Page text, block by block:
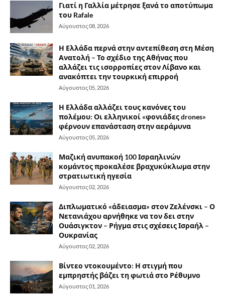
Γιατί η Γαλλία μέτρησε ξανά το αποτύπωμα
του Rafale
Αύγουστος 08, 2026
Η Ελλάδα περνά στην αντεπίθεση στη Μέση
Ανατολή – Το σχέδιο της Αθήνας που
αλλάζει τις ισορροπίες στον Λίβανο και
ανακόπτει την τουρκική επιρροή
Αύγουστος 05, 2026
Η Ελλάδα αλλάζει τους κανόνες του
πολέμου: Οι ελληνικοί «φονιάδες drones»
φέρνουν επανάσταση στην αεράμυνα
Αύγουστος 05, 2026
Μαζική ανυπακοή 100 Ισραηλινών
κομάντος προκαλέσε βραχυκύκλωμα στην
στρατιωτική ηγεσία
Αύγουστος 02, 2026
Διπλωματικό «άδειασμα» στον Ζελένσκι – Ο
Νετανιάχου αρνήθηκε να τον δει στην
Ουάσιγκτον – Ρήγμα στις σχέσεις Ισραήλ –
Ουκρανίας
Αύγουστος 02, 2026
Βίντεο ντοκουμέντο: Η στιγμή που
εμπρηστής βάζει τη φωτιά στο Ρέθυμνο
Αύγουστος 01, 2026